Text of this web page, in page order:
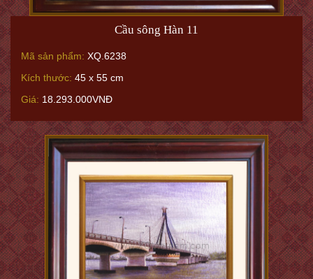
Cầu sông Hàn 11
Mã sản phẩm: XQ.6238
Kích thước: 45 x 55 cm
Giá: 18.293.000VNĐ